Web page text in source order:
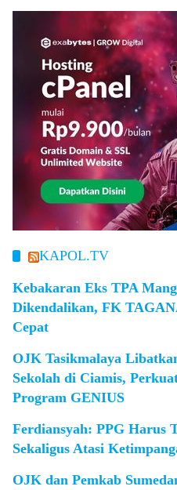
KAPOL.TV
Kebakaran Eks TPA
Dikendalikan, FK
Cepat
OJK Tasikmalaya
Sekolah di Ciamis,
Program GENIUS
Ferdiansyah: PPG Harus
Sekaligus Atasi
OJK dan Pemkab